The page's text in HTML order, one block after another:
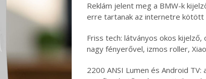
Reklám jelent meg a BMW-k
erre tartanak az internetre kötött
Friss tech: látványos okos
nagy fényerővel, izmos roller,
2200 ANSI Lumen és Android TV: